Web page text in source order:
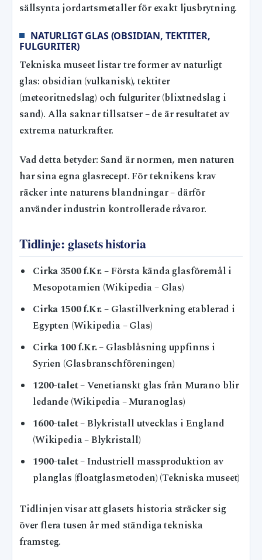
sällsynta jordartsmetaller för exakt ljusbrytning.
NATURLIGT GLAS (OBSIDIAN, TEKTITER,
FULGURITER)
Tekniska museet listar tre former av naturligt
glas: obsidian (vulkanisk), tektiter
(meteoritnedslag) och fulguriter (blixtnedslag i
sand). Alla saknar tillsatser – de är resultatet av
extrema naturkrafter.
Vad detta betyder: Sand är normen, men naturen
har sina egna glasrecept. För teknikens krav
räcker inte naturens blandningar – därför
använder industrin kontrollerade råvaror.
Tidlinje: glasets historia
Cirka 3500 f.Kr.– Första kända glasföremål i
Mesopotamien (Wikipedia – Glas)
Cirka 1500 f.Kr.– Glastillverkning etablerad i
Egypten (Wikipedia – Glas)
Cirka 100 f.Kr.– Glasblåsning uppfinns i
Syrien (Glasbranschföreningen)
1200-talet– Venetianskt glas från Murano blir
ledande (Wikipedia – Muranoglas)
1600-talet– Blykristall utvecklas i England
(Wikipedia – Blykristall)
1900-talet– Industriell massproduktion av
planglas (floatglasmetoden) (Tekniska museet)
Tidlinjen visar att glasets historia sträcker sig
över flera tusen år med ständiga tekniska
framsteg.